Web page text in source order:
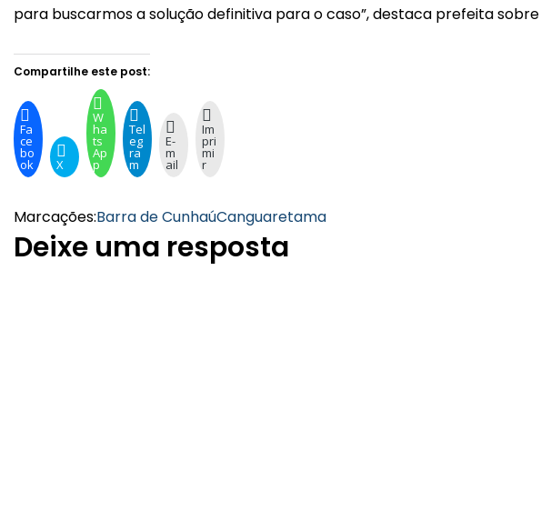
para buscarmos a solução definitiva para o caso”, destaca prefeita
Compartilhe este post:
Fa
ce
bo
ok X
W
ha
ts
Ap
p
Tel
eg
ra
m
E-
m
ail
Im
pri
mi
r
Marcações:Barra de CunhaúCanguaretama
Deixe uma resposta